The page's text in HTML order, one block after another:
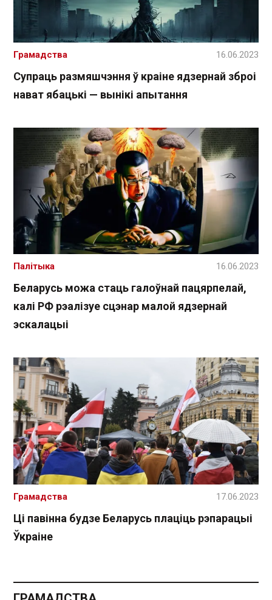
Супраць размяшчэння ў краіне ядзернай зброі
нават ябацькі — вынікі апытання
Грамадства 16.06.2023
Беларусь можа стаць галоўнай пацярпелай,
калі РФ рэалізуе сцэнар малой ядзернай
эскалацыі
Палітыка 16.06.2023
Ці павінна будзе Беларусь плаціць рэпарацыі
Ўкраіне
Грамадства 17.06.2023